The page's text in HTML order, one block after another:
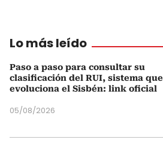
Lo más leído
Paso a paso para consultar su
clasificación del RUI, sistema que
evoluciona el Sisbén: link oficial
05/08/2026